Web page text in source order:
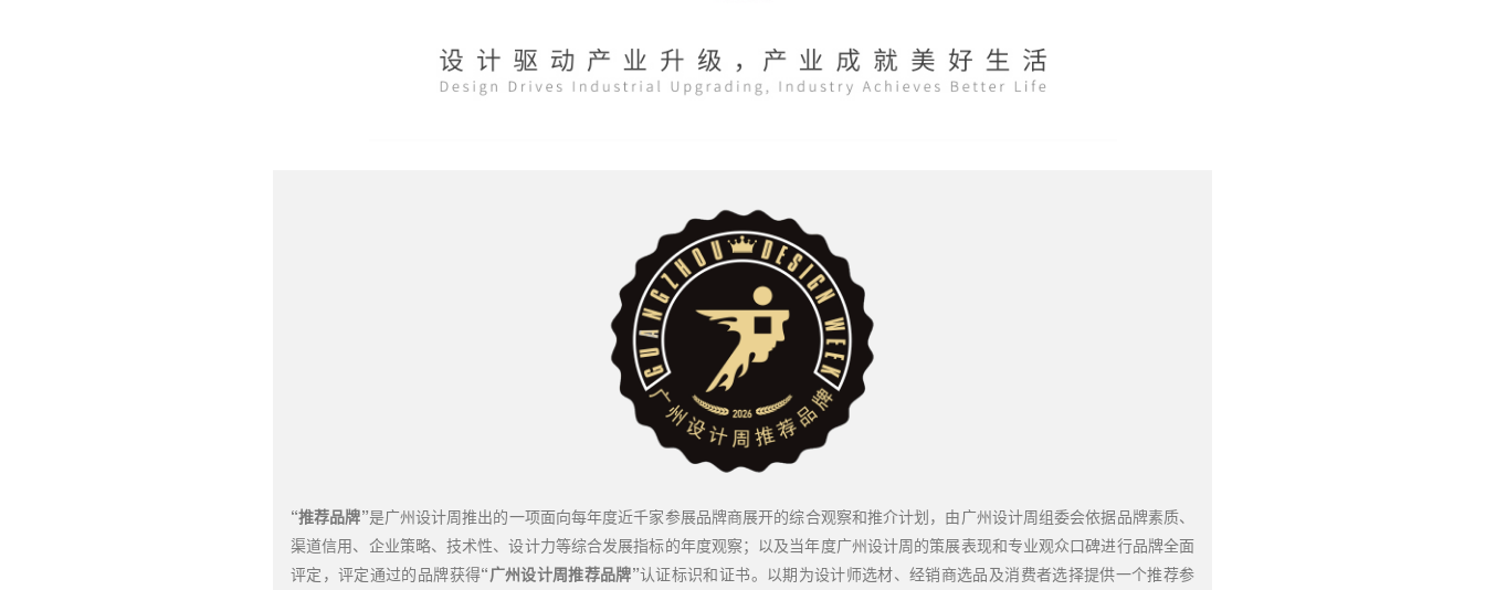
“推荐品牌”是广州设计周推出的一项面向每年度近千家参展品牌商展开的综合观察和推介计划，由广州设计周组委会依据品牌素质、
渠道信用、企业策略、技术性、设计力等综合发展指标的年度观察；以及当年度广州设计周的策展表现和专业观众口碑进行品牌全面
评定，评定通过的品牌获得“广州设计周推荐品牌”认证标识和证书。以期为设计师选材、经销商选品及消费者选择提供一个推荐参